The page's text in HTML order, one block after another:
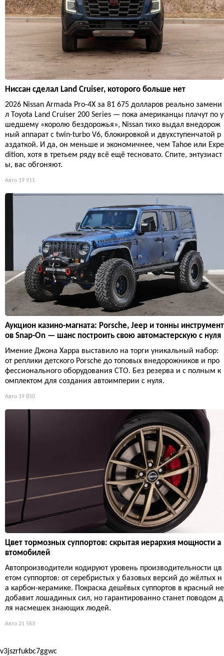
Ниссан сделал Land Cruiser, которого больше нет
2026 Nissan Armada Pro-4X за 81 675 долларов реально замени
л Toyota Land Cruiser 200 Series — пока американцы плачут по у
шедшему «королю бездорожья», Nissan тихо выдал внедорож
ный аппарат с twin-turbo V6, блокировкой и двухступенчатой р
аздаткой. И да, он меньше и экономичнее, чем Tahoe или Expe
dition, хотя в третьем ряду всё ещё тесновато. Спите, энтузиаст
ы, вас обгоняют.
Авто 19 911
Аукцион казино-магната: Porsche, Jeep и тонны инструмент
ов Snap-On — шанс построить свою автомастерскую с нуля
Имение Джона Харра выставило на торги уникальный набор:
от реплики детского Porsche до топовых внедорожников и про
фессионального оборудования СТО. Без резерва и с полным к
омплектом для создания автоимперии с нуля.
Авто 19 850
Цвет тормозных суппортов: скрытая иерархия мощности а
втомобилей
Автопроизводители кодируют уровень производительности цв
етом суппортов: от серебристых у базовых версий до жёлтых н
а карбон-керамике. Покраска дешёвых суппортов в красный не
добавит лошадиных сил, но гарантированно станет поводом д
ля насмешек знающих людей.
Авто 21 563
v3jszrfukbc7ggwc